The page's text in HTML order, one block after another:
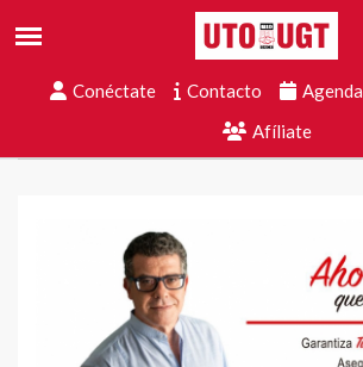
Conéctate Contacto Agenda
Afíliate